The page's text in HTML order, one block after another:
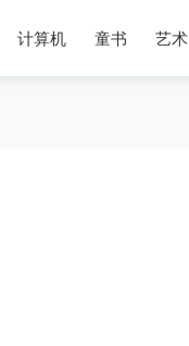
计算机 童书 艺术